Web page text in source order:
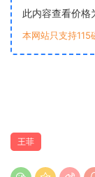
此内容查看价格
本网站只支持115
王菲